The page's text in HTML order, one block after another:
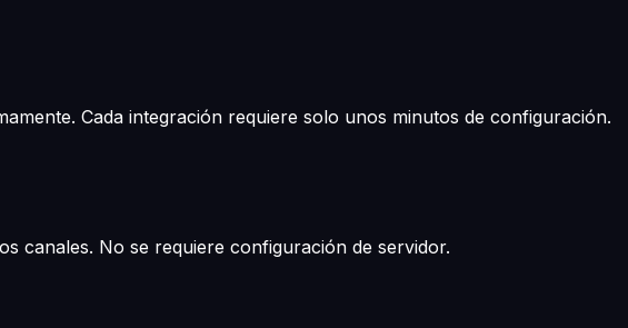
Cada integración requiere solo unos minutos de configuración.
canales. No se requiere configuración de servidor.